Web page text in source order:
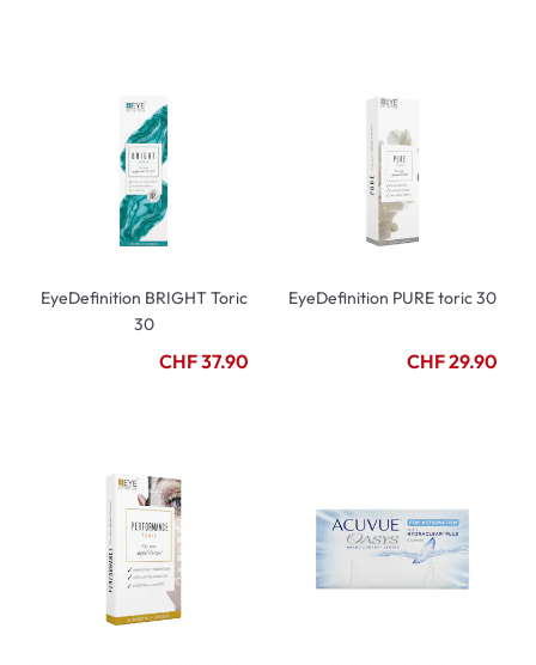
EyeDefinition BRIGHT Toric
30
CHF 37.90
EyeDefinition PURE toric 30
CHF 29.90